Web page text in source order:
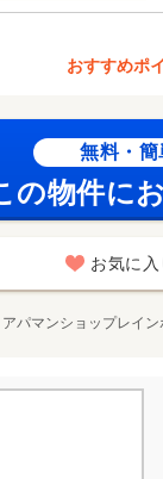
おすすめポ
無料・簡
の物件に
お気に
アパマンショップレイ